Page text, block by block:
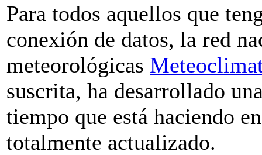
Para todos aquellos que
conexión de datos, la red
meteorológicas
suscrita, ha desarrollado
tiempo que está haciendo
totalmente actualizado.